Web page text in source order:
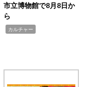
市立博物館で8月8日か
ら
カルチャー